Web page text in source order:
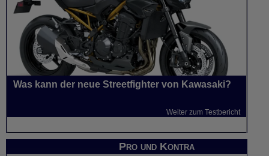
Was kann der neue Streetfighter von Kawasaki?
Weiter zum Testbericht
Pro und Kontra